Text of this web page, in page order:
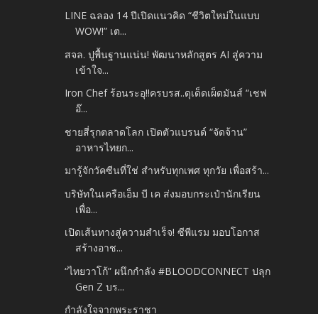
LINE ฉลอง 14 ปีเปิดแนวคิด “ชีวิตใหม่ในแบบ
WOW!” เต...
สจล. ปูพื้นฐานแน่น! พัฒนาหลักสูตร AI สู่ความ
เข้าใจ...
Iron Chef ร้อนระอุ!!ครบรส..ดุเด็ดเผ็ดมันส์ “เชฟ
อ๊...
ชายสี่รุกตลาดโลก เปิดตัวแบรนด์ “จัดจ้าน”
อาหารไทยก...
มารู้จักวัคซีนที่ใช่ สำหรับทุกเพศ ทุกวัย เพื่อสร้า...
บริษัทในเครือเอ็ม บี เค ส่งมอบกระเป๋านักเรียน
เพื่อ...
เปิดเส้นทางสู่ความสำเร็จ! ซีพีแรม มอบโอกาส
สร้างอาช...
“ไทยวาโก้” ผนึกกำลัง #BLOODCONNECT ปลุก
Gen Z บร...
กำลังใจจากพระราชา